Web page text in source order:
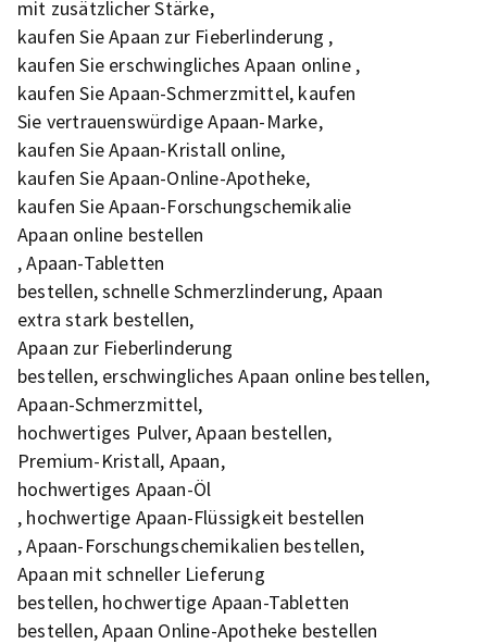
mit zusätzlicher Stärke,
kaufen Sie Apaan zur Fieberlinderung ,
kaufen Sie erschwingliches Apaan online ,
kaufen Sie Apaan-Schmerzmittel, kaufen
Sie vertrauenswürdige Apaan-Marke,
kaufen Sie Apaan-Kristall online,
kaufen Sie Apaan-Online-Apotheke,
kaufen Sie Apaan-Forschungschemikalie
Apaan online bestellen
, Apaan-Tabletten
bestellen, schnelle Schmerzlinderung, Apaan
extra stark bestellen,
Apaan zur Fieberlinderung
bestellen, erschwingliches Apaan online bestellen,
Apaan-Schmerzmittel,
hochwertiges Pulver, Apaan bestellen,
Premium-Kristall, Apaan,
hochwertiges Apaan-Öl
, hochwertige Apaan-Flüssigkeit bestellen
, Apaan-Forschungschemikalien bestellen,
Apaan mit schneller Lieferung
bestellen, hochwertige Apaan-Tabletten
bestellen, Apaan Online-Apotheke bestellen